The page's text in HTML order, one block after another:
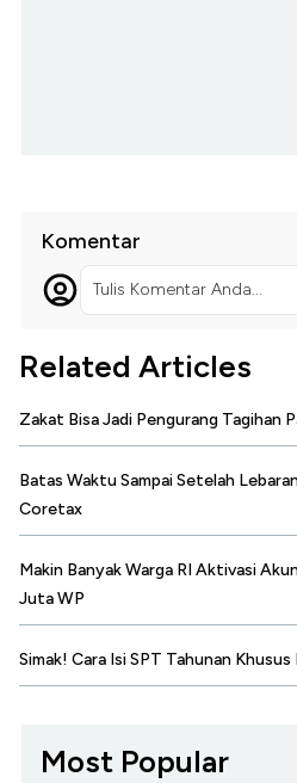
Komentar
Tulis Komentar Anda...
Related Articles
Zakat Bisa Jadi Pengurang Tagihan
Batas Waktu Sampai Setelah
Coretax
Makin Banyak Warga RI Aktivasi
Juta WP
Simak! Cara Isi SPT Tahunan
Most Popular